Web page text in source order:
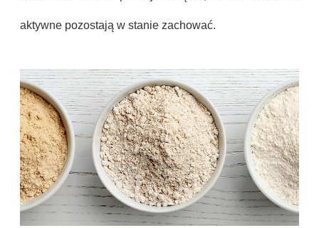
aktywne pozostają w stanie zachować.